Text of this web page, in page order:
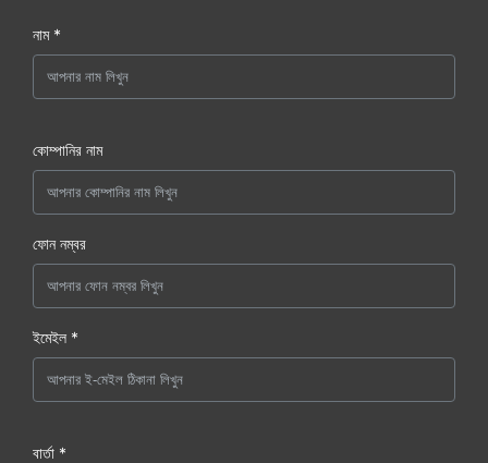
নাম *
কোম্পানির নাম
ফোন নম্বর
ইমেইল *
বার্তা *